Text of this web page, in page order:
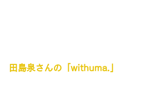
田島泉さんの「withuma.」